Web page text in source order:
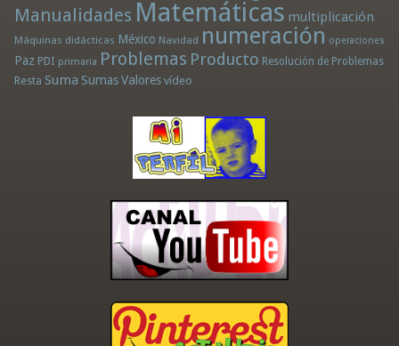
Manualidades Matemáticas multiplicación
Máquinas didácticas México Navidad numeración operaciones
Paz PDI primaria Problemas Producto Resolución de Problemas
Resta Suma Sumas Valores vídeo